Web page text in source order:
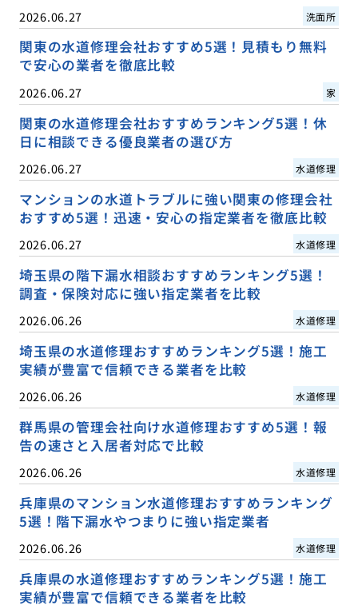
2026.06.27 洗面所
関東の水道修理会社おすすめ5選！見積もり無料
で安心の業者を徹底比較
2026.06.27 家
関東の水道修理会社おすすめランキング5選！休
日に相談できる優良業者の選び方
2026.06.27 水道修理
マンションの水道トラブルに強い関東の修理会社
おすすめ5選！迅速・安心の指定業者を徹底比較
2026.06.27 水道修理
埼玉県の階下漏水相談おすすめランキング5選！
調査・保険対応に強い指定業者を比較
2026.06.26 水道修理
埼玉県の水道修理おすすめランキング5選！施工
実績が豊富で信頼できる業者を比較
2026.06.26 水道修理
群馬県の管理会社向け水道修理おすすめ5選！報
告の速さと入居者対応で比較
2026.06.26 水道修理
兵庫県のマンション水道修理おすすめランキング
5選！階下漏水やつまりに強い指定業者
2026.06.26 水道修理
兵庫県の水道修理おすすめランキング5選！施工
実績が豊富で信頼できる業者を比較